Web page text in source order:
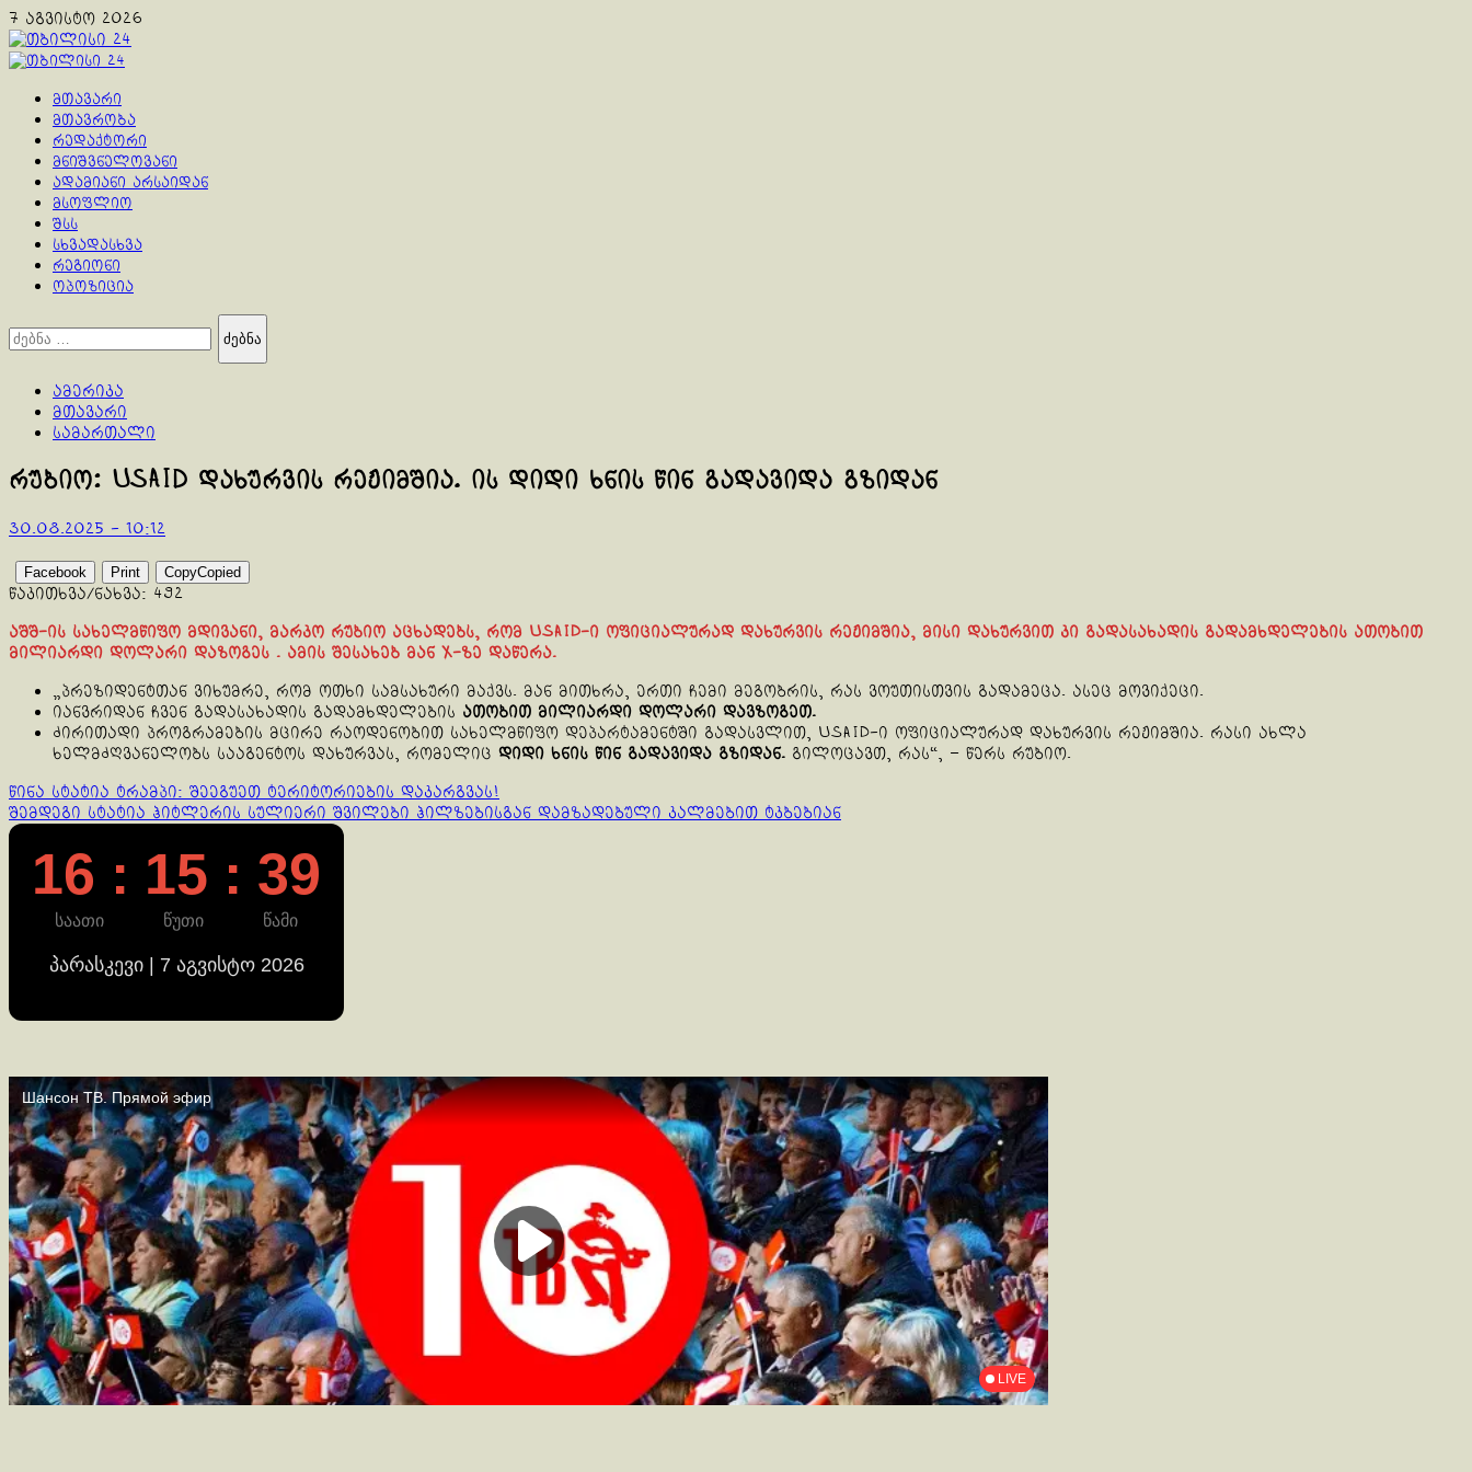
Skip
to
content
7 აგვისტო 2026
Primary
მთავარი
მთავრობა
რედაქტორი
მნიშვნელოვანი
ადამიანი არსაიდან
მსოფლიო
შსს
სხვადასხვა
რეგიონი
ოპოზიცია
ძებნა:
ამერიკა
მთავარი
სამართალი
რუბიო: USAID დახურვის რეჟიმშია. ის დიდი ხნის წინ გადავიდა გზიდან
30.08.2025 - 10:12
Facebook Print CopyCopied
წაკითხვა/ნახვა: 492
აშშ-ის სახელმწიფო მდივანი, მარკო რუბიო აცხადებს, რომ USAID-ი ოფიციალურად დახურვის რეჟიმშია, მისი დახურვით კი გადასახადის გადამხდელების ათობით
მილიარდი დოლარი დაზოგეს . ამის შესახებ მან X-ზე დაწერა.
„პრეზიდენტთან ვიხუმრე, რომ ოთხი სამსახური მაქვს. მან მითხრა, ერთი ჩემი მეგობრის, რას ვოუთისთვის გადამეცა. ასეც მოვიქეცი.
იანვრიდან ჩვენ გადასახადის გადამხდელების ათობით მილიარდი დოლარი დავზოგეთ.
ძირითადი პროგრამების მცირე რაოდენობით სახელმწიფო დეპარტამენტში გადასვლით, USAID-ი ოფიციალურად დახურვის რეჟიმშია. რასი ახლა
ხელმძღვანელობს სააგენტოს დახურვას, რომელიც დიდი ხნის წინ გადავიდა გზიდან. გილოცავთ, რას“, – წერს რუბიო.
Continue
Reading
წინა სტატია ტრამპი: შეეგუეთ ტერიტორიების დაკარგვას!
შემდეგი სტატია ჰიტლერის სულიერი შვილები ჰილზებისგან დამზადებული კალმებით ტკბებიან
16 : 15 : 39
საათი წუთი წამი
პარასკევი | 7 აგვისტო 2026